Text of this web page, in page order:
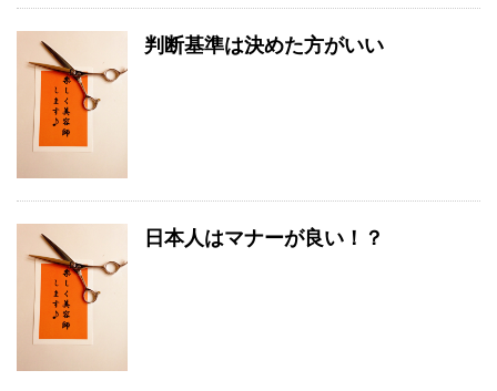
判断基準は決めた方がいい
日本人はマナーが良い！？